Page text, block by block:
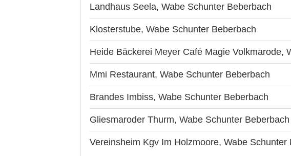
Landhaus Seela, Wabe Schunter Beberbach
Klosterstube, Wabe Schunter Beberbach
Heide Bäckerei Meyer Café Magie Volkmarode,
Mmi Restaurant, Wabe Schunter Beberbach
Brandes Imbiss, Wabe Schunter Beberbach
Gliesmaroder Thurm, Wabe Schunter Beberbach
Vereinsheim Kgv Im Holzmoore, Wabe Schunter